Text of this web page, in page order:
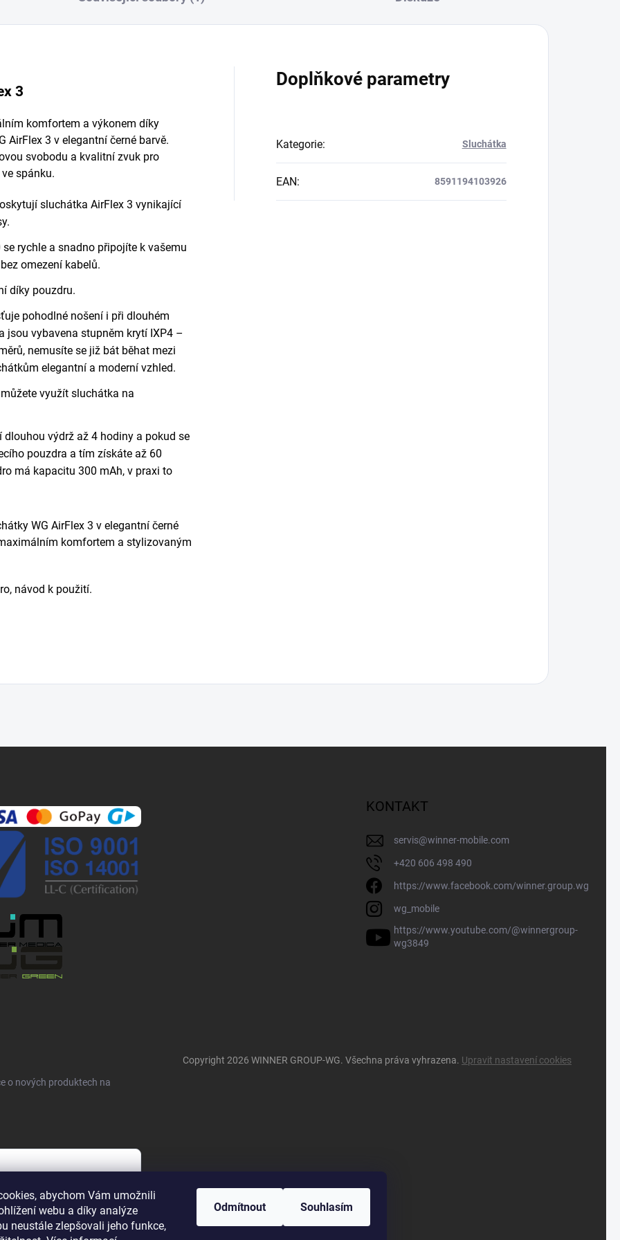
abychom Vám umožnili
webu a díky analýze
neustále zlepšovali jeho funkce,
Odmítnout Souhlasím
3
komfortem a výkonem díky
AirFlex 3 v elegantní černé barvě.
svobodu a kvalitní zvuk pro
spánku.
sluchátka AirFlex 3 vynikající
rychle a snadno připojíte k vašemu
omezení kabelů.
díky pouzdru.
pohodlné nošení i při dlouhém
jsou vybavena stupněm krytí IXP4 –
nemusíte se již bát běhat mezi
elegantní a moderní vzhled.
využít sluchátka na
výdrž až 4 hodiny a pokud se
pouzdra a tím získáte až 60
má kapacitu 300 mAh, v praxi to
WG AirFlex 3 v elegantní černé
komfortem a stylizovaným
návod k použití.
Doplňkové parametry
Kategorie: Sluchátka
EAN: 8591194103926
KONTAKT
servis@winner-mobile.com
+420 606 498 490
https://www.facebook.com/winner.group.wg
wg_mobile
https://www.youtube.com/@winnergroup-
wg3849
o nových produktech na
osobních údajů v souladu se
Copyright 2026 WINNER GROUP-WG. Všechna práva vyhrazena. Upravit nastavení cookies